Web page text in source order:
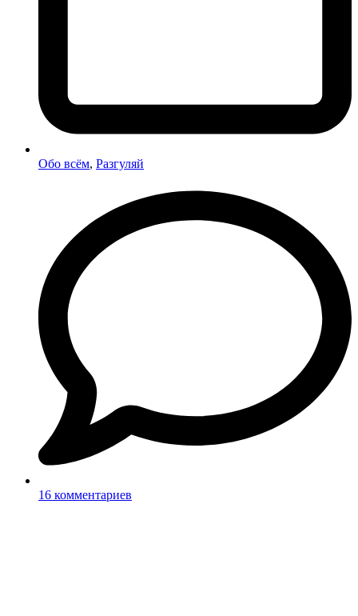
Обо всём, Разгуляй
16 комментариев